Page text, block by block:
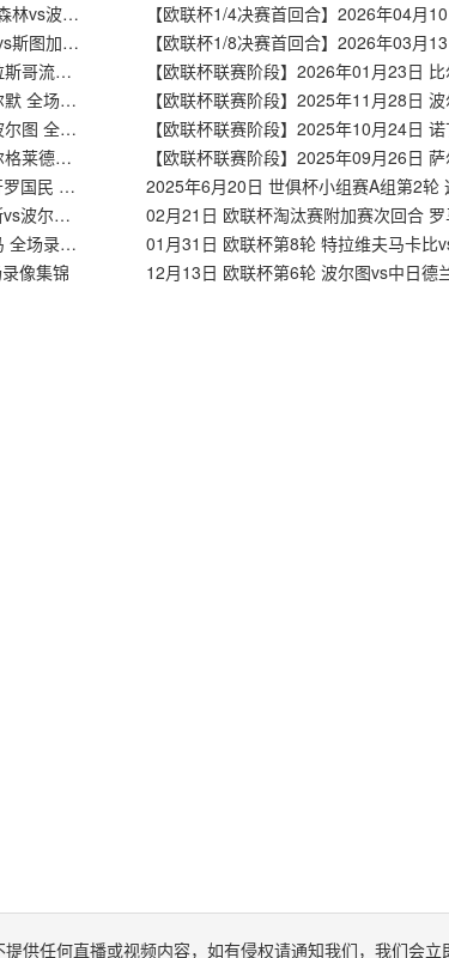
【欧联杯1/4决赛次回合】2026年04月17日 诺丁汉森林vs波尔图 全场录像在线回放
【欧联杯1/8决赛次回合】2026年03月20日 波尔图vs斯图加特 全场录像在线回放
【欧联杯联赛阶段】2026年01月30日 波尔图vs格拉斯哥流浪者 全场录像在线回放
【欧联杯联赛阶段】2025年12月12日 波尔图vs马尔默 全场录像在线回放
【欧联杯联赛阶段】2025年11月07日 乌德勒支vs波尔图 全场录像在线回放
【欧联杯联赛阶段】2025年10月03日 波尔图vs贝尔格莱德红星 全场录像在线回放
2025年6月24日 世俱杯小组赛A组第3轮 波尔图vs开罗国民 全场录像回放
2025年6月16日 世俱杯小组赛A组第1轮 帕尔梅拉斯vs波尔图 全场录像回放
02月14日 欧联杯淘汰赛附加赛首回合 波尔图vs罗马 全场录像集锦
01月31日 欧联杯第8轮 特拉维夫马卡比
像集锦
12月13日 欧联杯第6轮 波尔图vs中日德
供任何直播或视频内容，如有侵权请通知我们，我们会立